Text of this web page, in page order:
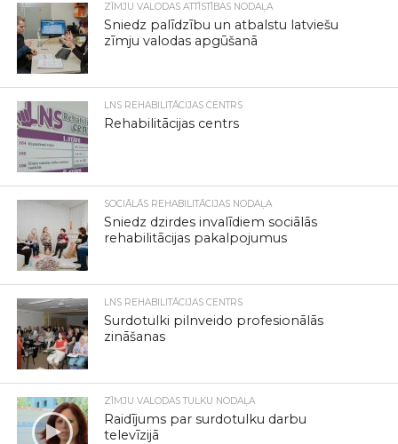
ZĪMJU VALODAS ATTĪSTĪBAS NODAĻA
Sniedz palīdzību un atbalstu latviešu
zīmju valodas apgūšanā
LNS REHABILITĀCIJAS CENTRS
Rehabilitācijas centrs
SOCIĀLĀS REHABILITĀCIJAS NODAĻA
Sniedz dzirdes invalīdiem sociālās
rehabilitācijas pakalpojumus
LNS REHABILITĀCIJAS CENTRS
Surdotulki pilnveido profesionālās
zināšanas
ZĪMJU VALODAS TULKU NODAĻA
Raidījums par surdotulku darbu
televīzijā